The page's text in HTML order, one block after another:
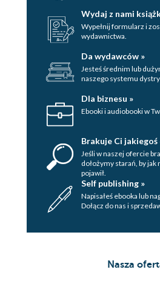
Wydaj z nami
Wypełnij formularz i
wydawnictwa.
Da wydawców »
Jesteś średnim lub
naszego systemu
Dla biznesu »
Ebooki i audiobooki w
Brakuje Ci jakiegoś
Jeśli w naszej ofercie
dołożymy starań, by jak
pojawił.
Self publishing »
Napisałeś ebooka lub
Dołącz do nas i
Nasza